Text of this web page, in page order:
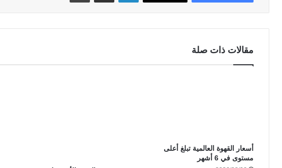
مقالات ذات صلة
أسعار القهوة العالمية تبلغ أعلى
مستوى في 6 أشهر